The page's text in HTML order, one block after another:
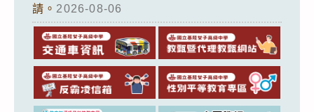
請。 2026-08-06